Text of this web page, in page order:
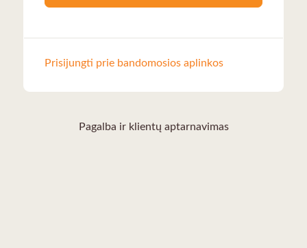
Prisijungti prie bandomosios aplinkos
Pagalba ir klientų aptarnavimas